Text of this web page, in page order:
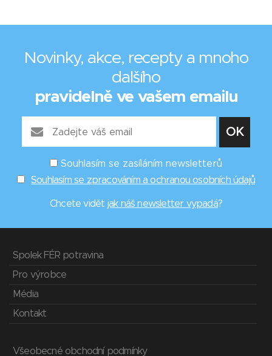
Novinky, akce, recepty a mnoho
dalšího
pravidelně ve vašem emailu
Souhlasím se zasíláním newsletterů
Souhlasím se zpracováním a ochranou osobních údajů
Chcete vidět jak náš newsletter vypadá?
Spolek FÉR potravina
Pro výrobce
Média
Kontakt
Všeobecné obchodní podmínky